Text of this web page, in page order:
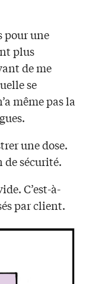
pour une
plus
de me
se
même pas la
une dose.
de sécurité.
C’est-à-
par client.